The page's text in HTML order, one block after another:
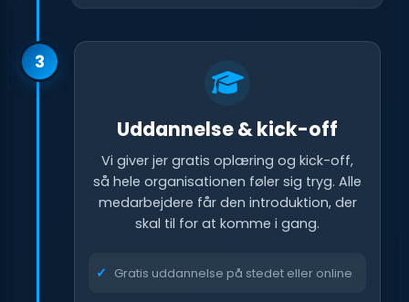
3
Uddannelse & kick-off
Vi giver jer gratis oplæring og kick-off,
så hele organisationen føler sig tryg. Alle
medarbejdere får den introduktion, der
skal til for at komme i gang.
Gratis uddannelse på stedet eller online